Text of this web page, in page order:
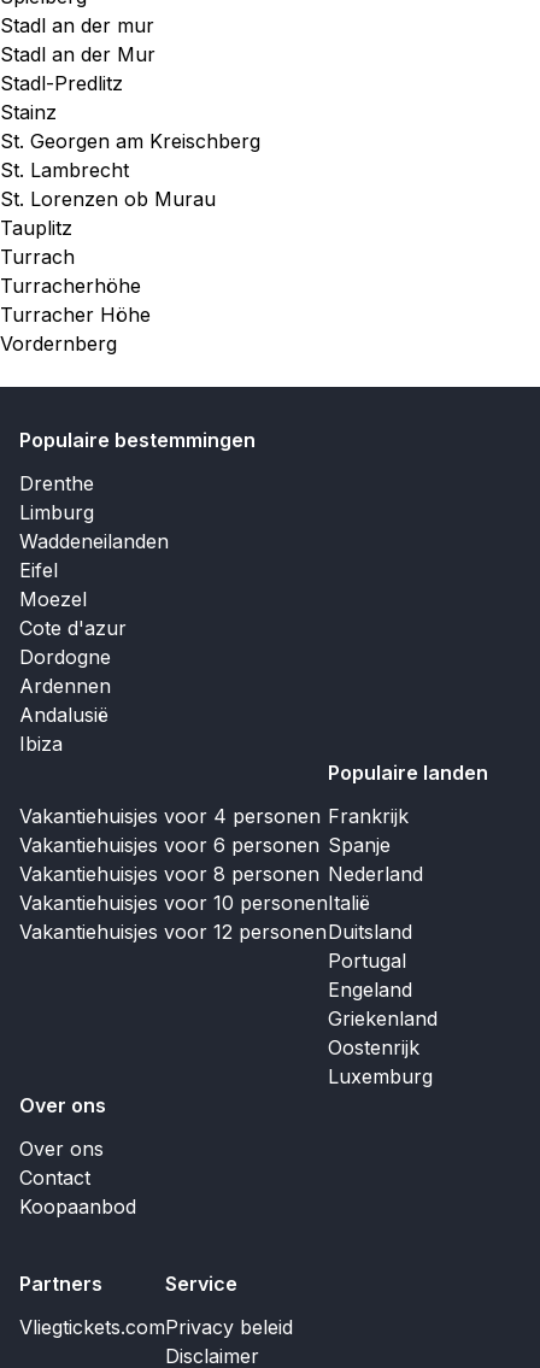
Stadl an der mur
Stadl an der Mur
Stadl-Predlitz
Stainz
St. Georgen am Kreischberg
St. Lambrecht
St. Lorenzen ob Murau
Tauplitz
Turrach
Turracherhöhe
Turracher Höhe
Vordernberg
Populaire bestemmingen
Drenthe
Limburg
Waddeneilanden
Eifel
Moezel
Cote d'azur
Dordogne
Ardennen
Andalusië
Ibiza
Vakantiehuisjes voor 4 personen
Vakantiehuisjes voor 6 personen
Vakantiehuisjes voor 8 personen
Vakantiehuisjes voor 10 personen
Vakantiehuisjes voor 12 personen
Populaire landen
Frankrijk
Spanje
Nederland
Italië
Duitsland
Portugal
Engeland
Griekenland
Oostenrijk
Luxemburg
Over ons
Over ons
Contact
Koopaanbod
Partners
Vliegtickets.com
Service
Privacy beleid
Disclaimer